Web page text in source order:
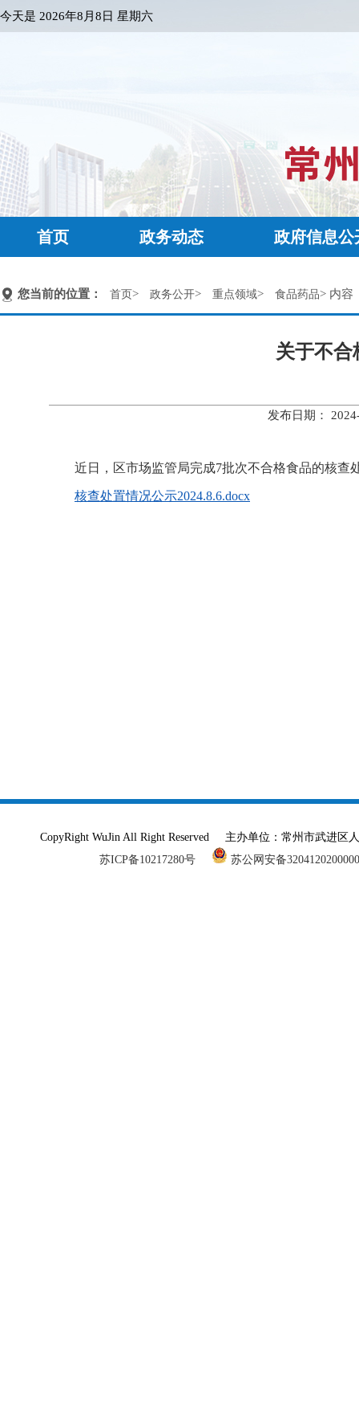
今天是 2026年8月8日 星期六
首页 政务动态 政府信息公
您当前的位置： 首页> 政务公开> 重点领域> 食品药品> 内容
关于不合
发布日期：
近日，区市场监管局完成7批次不合格食品的核
核查处置情况公示2024.8.6.docx
CopyRight WuJin All Right Reserved 主办单位：常州市武进
苏ICP备10217280号
苏公网安备